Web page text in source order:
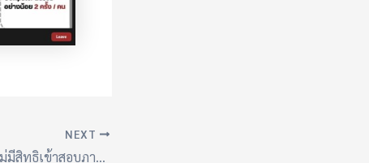
NEXT
รายชื่อผู้มีสิทธิและไม่มีสิทธิเข้าสอบภาค ก แล ภาค ข ในการสอบแข่งขันเพื่อบรรจุและแต่งตั้งบุคคลเข้ารับราชการเป็นข้าราชการครูและบุคลากรทางการศึกษา ตำแหน่งครูผู้ช่วย สังกัดสำนักงานคณะกรรมการการศึกษาขั้นพื้นฐาน ปี พ.ศ.2567